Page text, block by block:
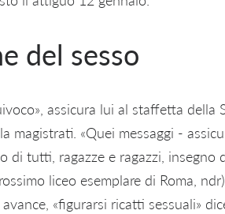
del sesso
assicura lui al staffetta della
magistrati. «Quei messaggi -
di tutti, ragazze e ragazzi, insegno
liceo esemplare di Roma,
«figurarsi ricatti sessuali»